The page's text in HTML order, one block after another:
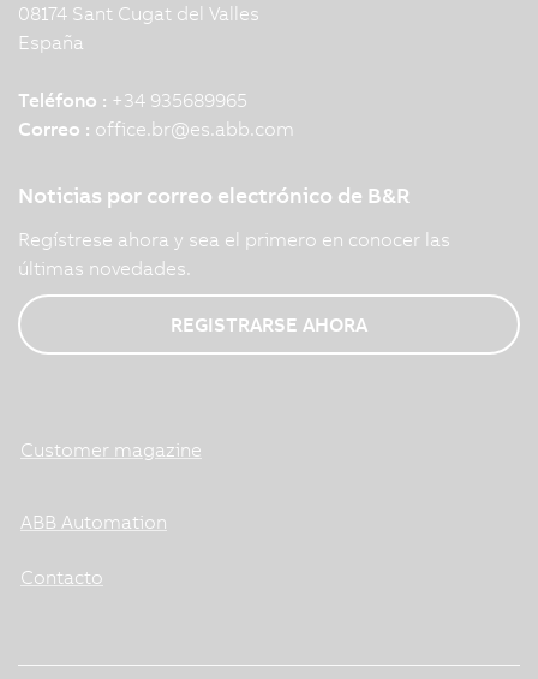
08174 Sant Cugat del Valles
España
Teléfono : +34 935689965
Correo : office.br@es.abb.com
Noticias por correo electrónico de B&R
Regístrese ahora y sea el primero en conocer las
últimas novedades.
REGISTRARSE AHORA
Customer magazine
ABB Automation
Contacto